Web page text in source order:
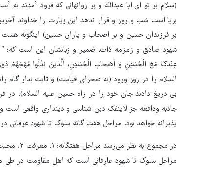
(سلام بر تو ای ابا عبداللّه و بر روانهائی که فرود آمدند
برپا است شب و روز و قرار ندهد این زیارت را خداوند
بر فرزندان حسین و بر اصحاب و یاران حسین) اینگونه
شهود صادق و زمزمه ذات، ضمیر و زبانشان این است که: ”
عِنْدَکَ مَعَ الْحُسَیْنِ وَ اَصْحابِ الْحُسَیْنِ، اَلَّذینَ بَذَلُوا مُهَجَهُمْ
السلام را در روز ورود (به صحرای قیامت) و ثابت بدار گام
بی دریغ دادند جان خود را در راه حسین علیه السلام‏). در
جاذبه ودافعه جز لاینفک دین شناسی و دینداری واقعی است
پذیرانه خواهد بود. مراحل هفت گانه سلوک تا شهود عرفانی
مراحل سلوک تا شهود عارفانی است که اهل مقاومت در طی